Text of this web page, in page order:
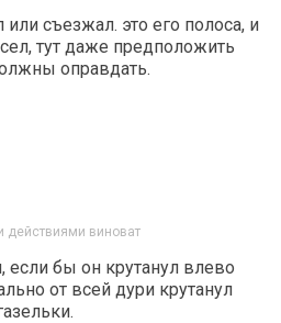
съезжал. это его полоса, и
тут даже предположить
оправдать.
действиями виноват
если бы он крутанул влево
от всей дури крутанул